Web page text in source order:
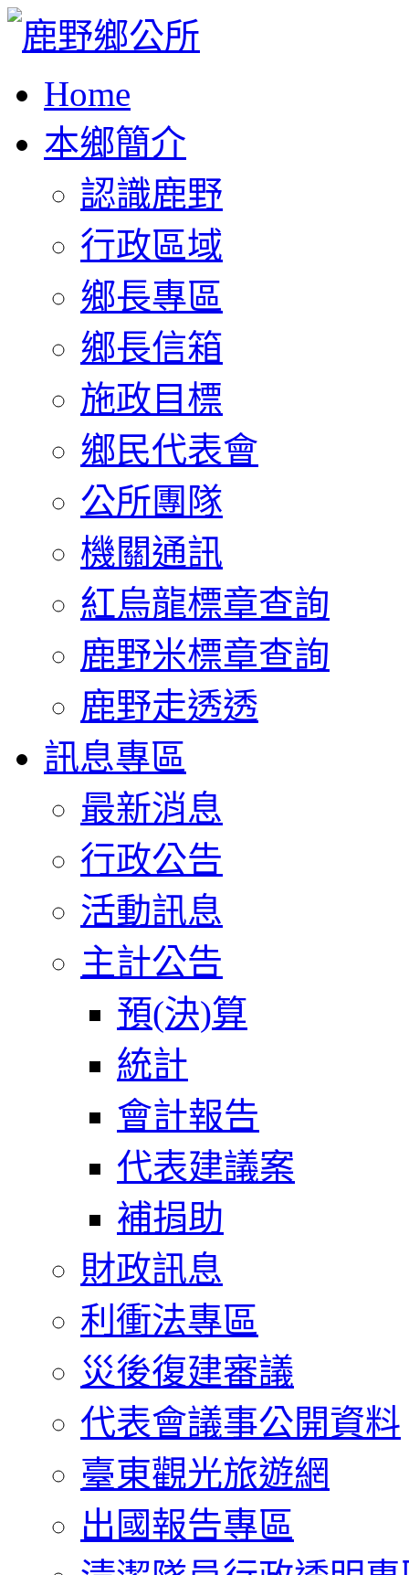
Home
本鄉簡介
認識鹿野
行政區域
鄉長專區
鄉長信箱
施政目標
鄉民代表會
公所團隊
機關通訊
紅烏龍標章查詢
鹿野米標章查詢
鹿野走透透
訊息專區
最新消息
行政公告
活動訊息
主計公告
預(決)算
統計
會計報告
代表建議案
補捐助
財政訊息
利衝法專區
災後復建審議
代表會議事公開資料
臺東觀光旅遊網
出國報告專區